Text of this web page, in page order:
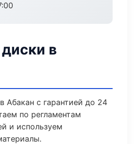
в
Абакан с гарантией до 24
по регламентам
и используем